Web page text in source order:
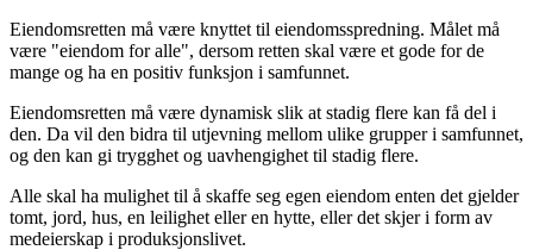
Eiendomsretten må være knyttet til eiendomsspredning. Målet må
være "eiendom for alle", dersom retten skal være et gode for de
mange og ha en positiv funksjon i samfunnet.
Eiendomsretten må være dynamisk slik at stadig flere kan få del i
den. Da vil den bidra til utjevning mellom ulike grupper i samfunnet,
og den kan gi trygghet og uavhengighet til stadig flere.
Alle skal ha mulighet til å skaffe seg egen eiendom enten det gjelder
tomt, jord, hus, en leilighet eller en hytte, eller det skjer i form av
medeierskap i produksjonslivet.